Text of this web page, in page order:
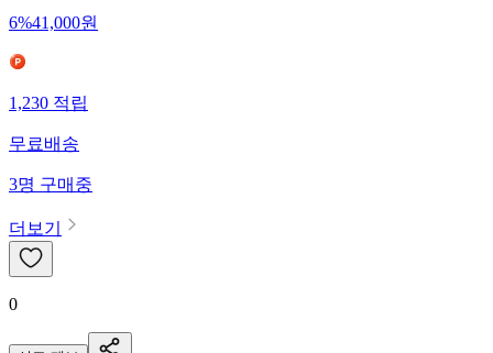
6%41,000원
1,230적립
무료배송
3명구매중
더보기
0